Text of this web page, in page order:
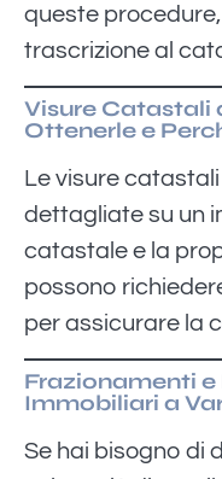
queste
trascrizione al
Visure Catastali
Ottenerle e
Le visure
dettagliate su un
catastale e la
possono
per assicurare la
Frazionamenti e
Immobiliari a
Se hai bisogno di